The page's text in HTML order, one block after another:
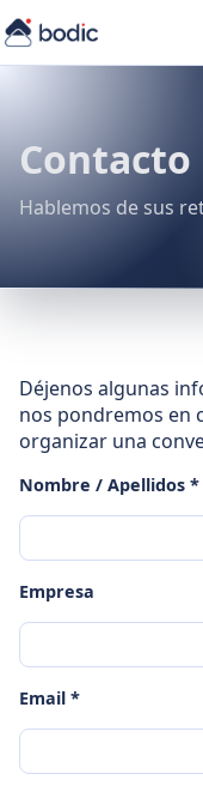
Contacto
Hablemos de sus
Déjenos algunas
nos pondremos en
organizar una
Nombre / Apellidos *
Empresa
Email *